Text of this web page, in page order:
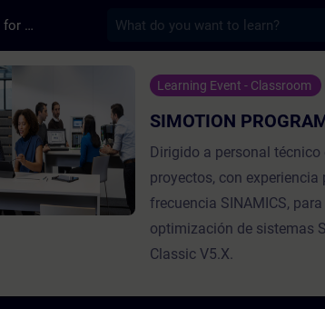
Training Services for Digital Industries
- SIMOTION
Learning Event - Classroom
SIMOTION
Dirigido a personal
proyectos, con
frecuencia SINAMICS,
optimización de sistemas
Classic V5.X.